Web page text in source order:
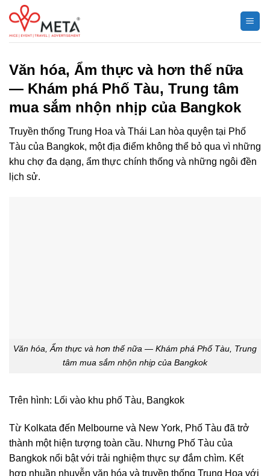
Chuyển
đến
nội
Văn hóa, Ẩm thực và hơn thế nữa
— Khám phá Phố Tàu, Trung tâm
mua sắm nhộn nhịp của Bangkok
Truyền thống Trung Hoa và Thái Lan hòa quyện tại Phố
Tàu của Bangkok, một địa điểm không thể bỏ qua vì những
khu chợ đa dạng, ẩm thực chính thống và những ngôi đền
lịch sử.
Văn hóa, Ẩm thực và hơn thế nữa — Khám phá Phố Tàu, Trung
tâm mua sắm nhộn nhịp của Bangkok
Trên hình: Lối vào khu phố Tàu, Bangkok
Từ Kolkata đến Melbourne và New York, Phố Tàu đã trở
thành một hiện tượng toàn cầu. Nhưng Phố Tàu của
Bangkok nổi bật với trải nghiệm thực sự đắm chìm. Kết
hợp nhuần nhuyễn văn hóa và truyền thống Trung Hoa với